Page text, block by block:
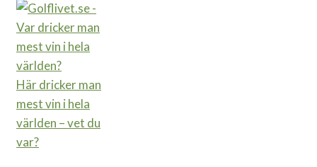
Här dricker man
mest vin i hela
världen – vet du
var?